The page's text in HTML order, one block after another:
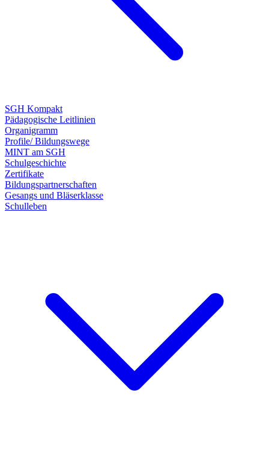
SGH Kompakt
Pädagogische Leitlinien
Organigramm
Profile/ Bildungswege
MINT am SGH
Schulgeschichte
Zertifikate
Bildungspartnerschaften
Gesangs und Bläserklasse
Schulleben